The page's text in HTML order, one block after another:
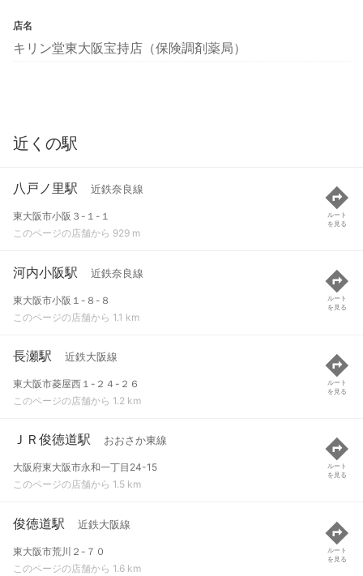
店名
キリン堂東大阪宝持店（保険調剤薬局）
近くの駅
八戸ノ里駅 近鉄奈良線
東大阪市小阪３-１-１
このページの店舗から 929 m
ルート
を見る
河内小阪駅 近鉄奈良線
東大阪市小阪１-８-８
このページの店舗から 1.1 km
ルート
を見る
長瀬駅 近鉄大阪線
東大阪市菱屋西１-２４-２６
このページの店舗から 1.2 km
ルート
を見る
ＪＲ俊徳道駅 おおさか東線
大阪府東大阪市永和一丁目24-15
このページの店舗から 1.5 km
ルート
を見る
俊徳道駅 近鉄大阪線
東大阪市荒川２-７０
このページの店舗から 1.6 km
ルート
を見る